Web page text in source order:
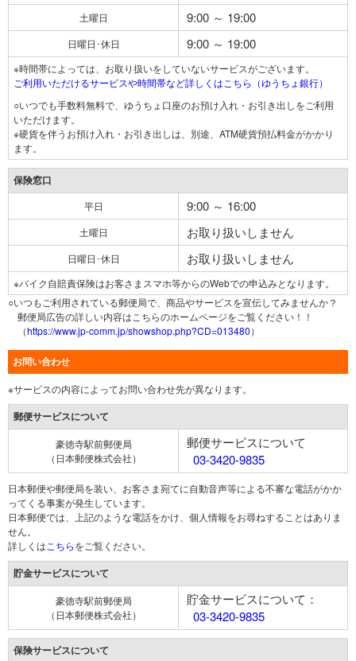
土曜日 9:00 ～ 19:00
日曜日･休日 9:00 ～ 19:00
※時間帯によっては、お取り扱いをしていないサービスがございます。
ご利用いただけるサービスや時間帯など詳しくはこちら（ゆうちょ銀行）
○いつでも手数料無料で、ゆうちょ口座のお預け入れ・お引き出しをご利用
いただけます。
※硬貨を伴うお預け入れ・お引き出しは、別途、ATM硬貨預払料金がかかり
ます。
保険窓口
平日 9:00 ～ 16:00
土曜日 お取り扱いしません
日曜日･休日 お取り扱いしません
※バイク自賠責保険はお客さまスマホ等からのWebでの申込みとなります。
○いつもご利用されている郵便局で、商品やサービスを宣伝してみませんか？
郵便局広告の詳しい内容はこちらのホームページをご覧ください！！
（https://www.jp-comm.jp/showshop.php?CD=013480）
お問い合わせ
※サービスの内容によってお問い合わせ先が異なります。
郵便サービスについて
豪徳寺駅前郵便局
（日本郵便株式会社）
郵便サービスについて
03-3420-9835
日本郵便や郵便局を装い、お客さま宛てに自動音声等による不審な電話がかか
ってくる事案が発生しています。
日本郵便では、上記のような電話をかけ、個人情報をお尋ねすることはありま
せん。
詳しくは こちらをご覧ください。
貯金サービスについて
豪徳寺駅前郵便局
（日本郵便株式会社）
貯金サービスについて：
03-3420-9835
保険サービスについて